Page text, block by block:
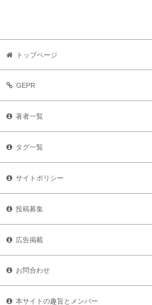
トップページ
GEPR
著者一覧
タグ一覧
サイトポリシー
投稿募集
広告掲載
お問合わせ
本サイトの趣旨とメンバー